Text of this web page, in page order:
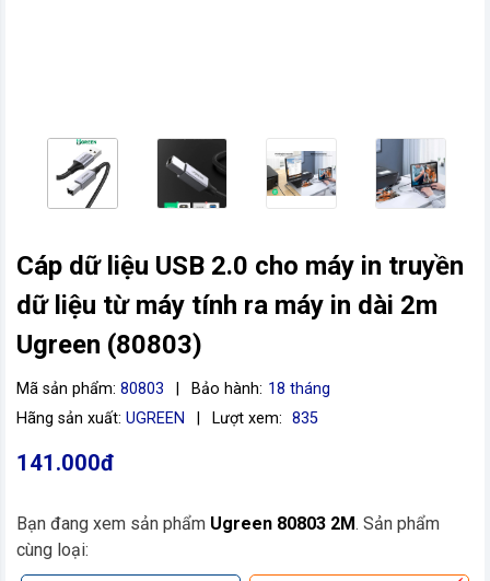
Cáp dữ liệu USB 2.0 cho máy in truyền
dữ liệu từ máy tính ra máy in dài 2m
Ugreen (80803)
Mã sản phẩm: 80803 Bảo hành: 18 tháng
Hãng sản xuất: UGREEN Lượt xem: 835
141.000đ
Bạn đang xem sản phẩm Ugreen 80803 2M. Sản phẩm
cùng loại: